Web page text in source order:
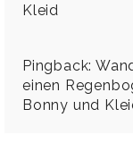
Kleid
Pingback:
einen
Bonny und